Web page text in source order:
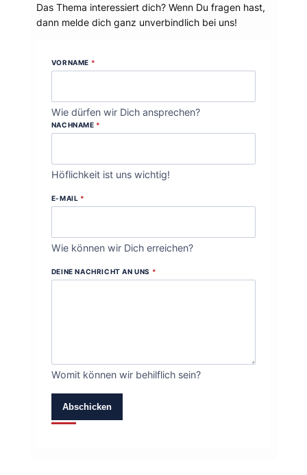
Das Thema interessiert dich? Wenn Du fragen hast,
dann melde dich ganz unverbindlich bei uns!
VORNAME *
Wie dürfen wir Dich ansprechen?
NACHNAME *
Höflichkeit ist uns wichtig!
E-MAIL *
Wie können wir Dich erreichen?
DEINE NACHRICHT AN UNS *
Womit können wir behilflich sein?
Abschicken